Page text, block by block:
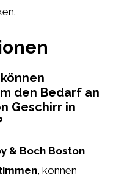
den Bedarf an
Geschirr in
& Boch Boston
, können